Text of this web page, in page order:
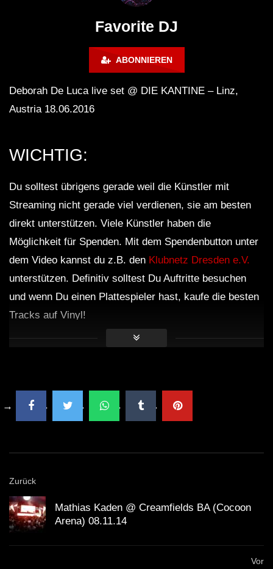
Favorite DJ
ABONNIEREN
Deborah De Luca live set @ DIE KANTINE – Linz,
Austria 18.06.2016
WICHTIG:
Du solltest übrigens gerade weil die Künstler mit
Streaming nicht gerade viel verdienen, sie am besten
direkt unterstützen. Viele Künstler haben die
Möglichkeit für Spenden. Mit dem Spendenbutton unter
dem Video kannst du z.B. den Klubnetz Dresden e.V.
unterstützen. Definitiv solltest Du Auftritte besuchen
und wenn Du einen Plattespieler hast, kaufe die besten
Tracks auf Vinyl!
Zurück
Mathias Kaden @ Creamfields BA (Cocoon
Arena) 08.11.14
Vor